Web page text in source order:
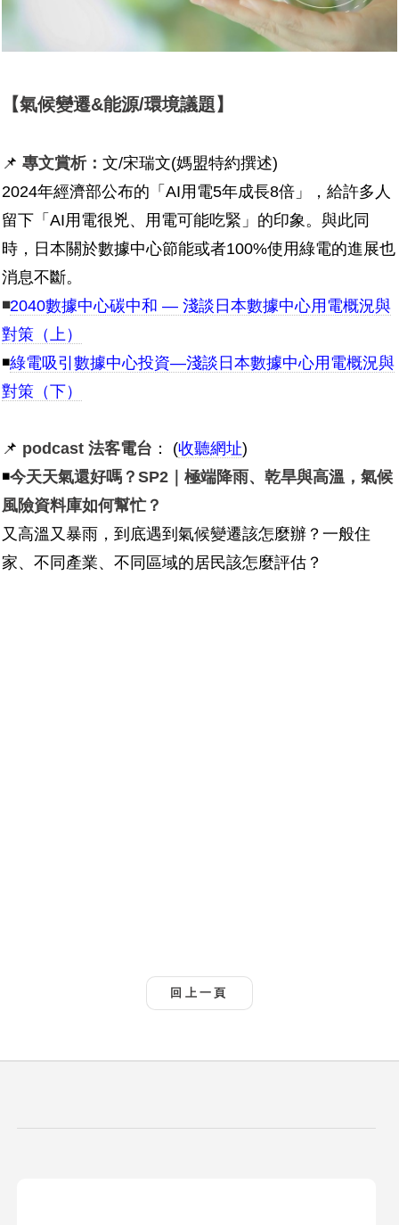
【氣候變遷&能源/環境議題】
📌 專文賞析： 文/宋瑞文(媽盟特約撰述)
2024年經濟部公布的「AI用電5年成長8倍」，給許多人
留下「AI用電很兇、用電可能吃緊」的印象。與此同
時，日本關於數據中心節能或者100%使用綠電的進展也
消息不斷。
◾2040數據中心碳中和 — 淺談日本數據中心用電概況與
對策（上）
◾綠電吸引數據中心投資—淺談日本數據中心用電概況與
對策（下）
📌 podcast 法客電台 ： (收聽網址)
◾今天天氣還好嗎？SP2｜極端降雨、乾旱與高溫，氣候
風險資料庫如何幫忙？
又高溫又暴雨，到底遇到氣候變遷該怎麼辦？一般住
家、不同產業、不同區域的居民該怎麼評估？